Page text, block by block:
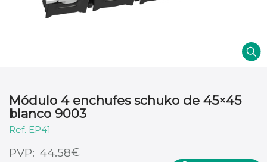
Módulo 4 enchufes schuko de 45×45
blanco 9003
44.58€
EP41